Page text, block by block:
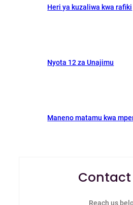
Heri ya kuzaliwa kwa rafiki
Nyota 12 za Unajimu
Maneno matamu kwa
Contact
Reach us